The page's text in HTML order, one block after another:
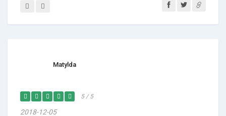
Matylda
5 / 5
2018-12-05